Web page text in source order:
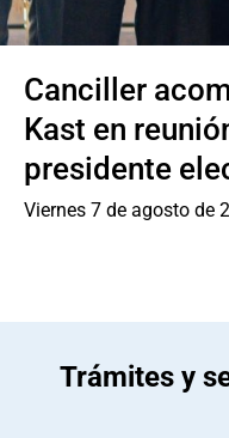
en reunión
electo
7 de agosto de 2026
Trámites y